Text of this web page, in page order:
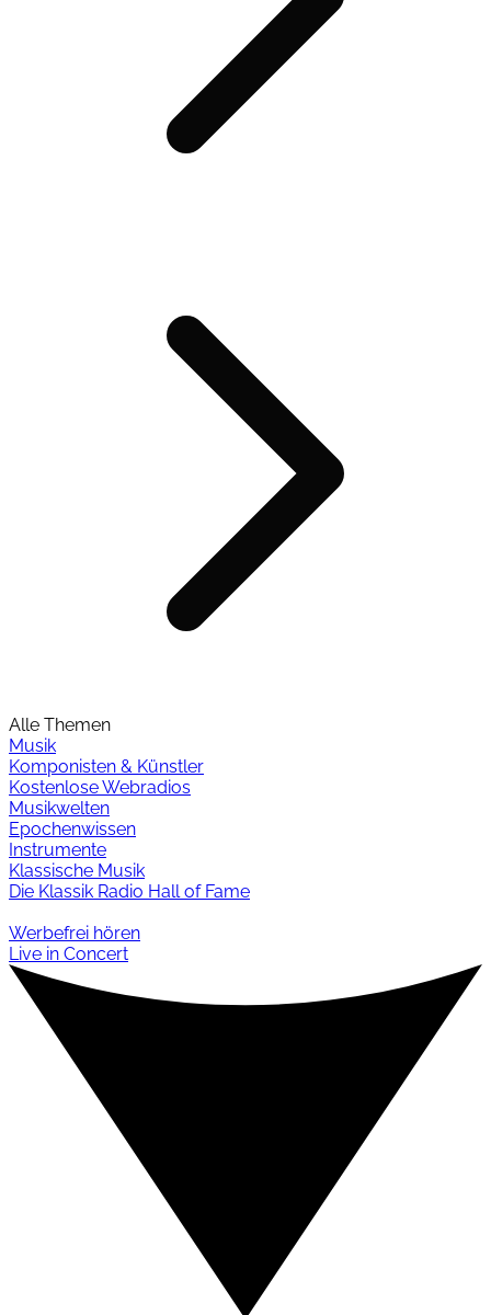
Alle Themen
Musik
Komponisten & Künstler
Kostenlose Webradios
Musikwelten
Epochenwissen
Instrumente
Klassische Musik
Die Klassik Radio Hall of Fame
Werbefrei hören
Live in Concert